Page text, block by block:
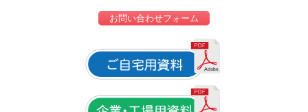
お問い合わせフォーム